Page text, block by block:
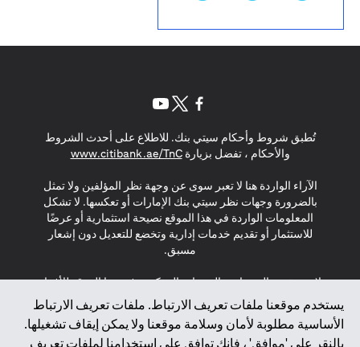
يستخدم موقعنا ملفات تعريف الارتباط. ملفات تعريف الارتباط
الأساسية مطلوبة لأمان وسلامة موقعنا ولا يمكن إيقاف تشغيلها.
بالنقر على 'موافق' ، فإنك توافق على استخدامنا لملفات تعريف
تُطبق شروط وأحكام سيتي بنك. للاطلاع على أحدث الشروط
والأحكام ، تفضل بزيارةwww.citibank.ae/TnC
(opens in a new tab)
الآراء الواردة هنا لا تعبر سوى عن وجهة نظر المؤلفين ولا تمثل
بالضرورة وجهات نظر سيتي بنك الإمارات أو تعكسها. لا تشكل
المعلومات الواردة في هذا الموقع نصيحة استثمارية أو عرضًا
للاستثمار أو تقديم خدمات إدارية وتخضع للتعديل دون إشعار
مسبق.
لا يتم تقديم المنتجات والخدمات المذكورة في هذا الموقع للأفراد
المقيمين في الاتحاد الأوروبي أو المنطقة الاقتصادية الأوروبية أو
سويسرا أو غيرنسي أو جيرسي أو موناكو أو سان مارينو أو
الفاتيكان أو جزيرة مان أو المملكة المتحدة أو خصوصية البيانات